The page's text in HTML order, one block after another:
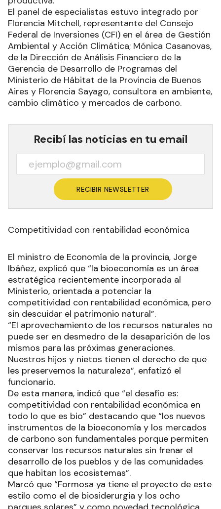
El panel de especialistas estuvo integrado por
Florencia Mitchell, representante del Consejo
Federal de Inversiones (CFI) en el área de Gestión
Ambiental y Acción Climática; Mónica Casanovas,
de la Dirección de Análisis Financiero de la
Gerencia de Desarrollo de Programas del
Ministerio de Hábitat de la Provincia de Buenos
Aires y Florencia Sayago, consultora en ambiente,
cambio climático y mercados de carbono.
Recibí las noticias en tu email
RECIBIR NEWSLETTER
Competitividad con rentabilidad económica
El ministro de Economía de la provincia, Jorge
Ibáñez, explicó que “la bioeconomía es un área
estratégica recientemente incorporada al
Ministerio, orientada a potenciar la
competitividad con rentabilidad económica, pero
sin descuidar el patrimonio natural”.
“El aprovechamiento de los recursos naturales no
puede ser en desmedro de la desaparición de los
mismos para las próximas generaciones.
Nuestros hijos y nietos tienen el derecho de que
les preservemos la naturaleza”, enfatizó el
funcionario.
De esta manera, indicó que “el desafío es:
competitividad con rentabilidad económica en
todo lo que es bio” destacando que “los nuevos
instrumentos de la bioeconomía y los mercados
de carbono son fundamentales porque permiten
conservar los recursos naturales sin frenar el
desarrollo de los pueblos y de las comunidades
que habitan los ecosistemas”.
Marcó que “Formosa ya tiene el proyecto de este
estilo como el de biosiderurgia y los ocho